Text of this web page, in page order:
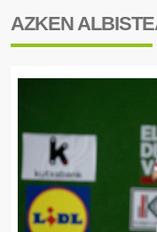
AZKEN